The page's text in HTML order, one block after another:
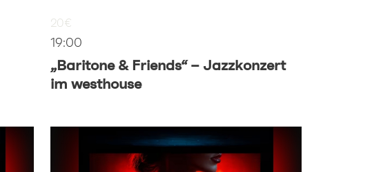
„Baritone & Friends“ – Jazzkonzert
im westhouse
19:00
20€